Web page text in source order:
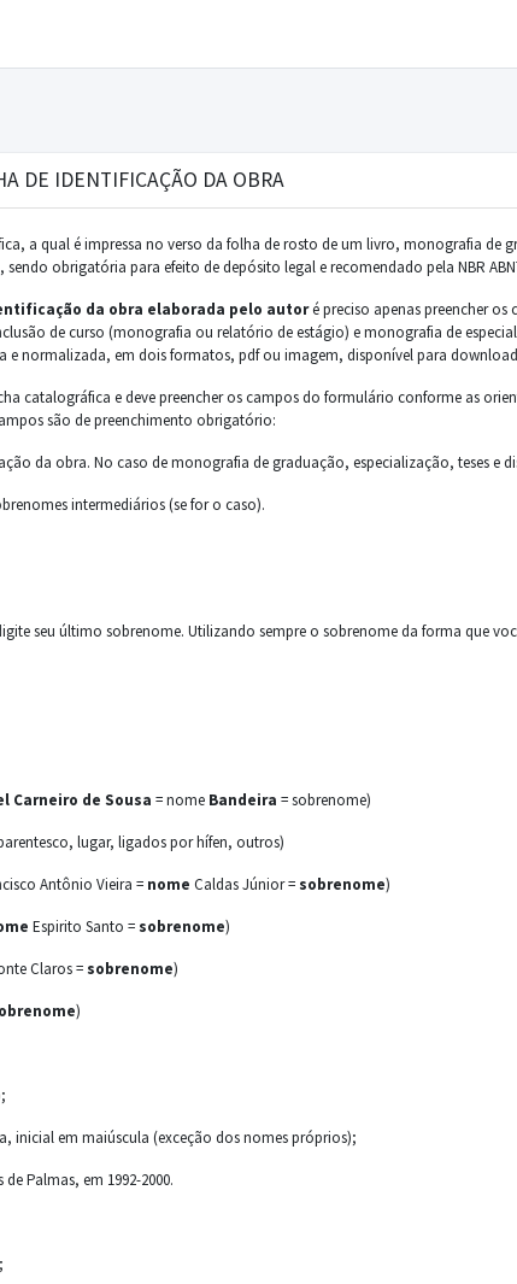
DE IDENTIFICAÇÃO DA OBRA
a qual é impressa no verso da folha de rosto de um livro, monografia de
obrigatória para efeito de depósito legal e recomendado pela NBR
da obra elaborada pelo autoré preciso apenas preencher os
de curso (monografia ou relatório de estágio) e monografia de
e normalizada, em dois formatos, pdf ou imagem, disponível para
catalográfica e deve preencher os campos do formulário conforme as
são de preenchimento obrigatório:
da obra. No caso de monografia de graduação, especialização, teses e
intermediários (se for o caso).
seu último sobrenome. Utilizando sempre o sobrenome da forma que
Carneiro de Sousa = nome Bandeira = sobrenome)
lugar, ligados por hífen, outros)
Antônio Vieira = nome Caldas Júnior = sobrenome)
Espirito Santo = sobrenome)
Claros = sobrenome)
)
inicial em maiúscula (exceção dos nomes próprios);
Palmas, em 1992-2000.